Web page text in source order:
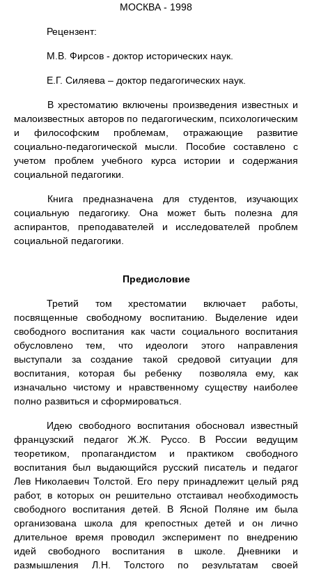
МОСКВА - 1998
Рецензент:
М.В. Фирсов - доктор исторических наук.
Е.Г. Силяева – доктор педагогических наук.
В хрестоматию включены произведения известных и
малоизвестных авторов по педагогическим, психологическим
и философским проблемам, отражающие развитие
социально-педагогической мысли. Пособие составлено с
учетом проблем учебного курса истории и содержания
социальной педагогики.
Книга предназначена для студентов, изучающих
социальную педагогику. Она может быть полезна для
аспирантов, преподавателей и исследователей проблем
социальной педагогики.
Предисловие
Третий том хрестоматии включает работы,
посвященные свободному воспитанию. Выделение идеи
свободного воспитания как части социального воспитания
обусловлено тем, что идеологи этого направления
выступали за создание такой средовой ситуации для
воспитания, которая бы ребенку позволяла ему, как
изначально чистому и нравственному существу наиболее
полно развиться и сформироваться.
Идею свободного воспитания обосновал известный
французский педагог Ж.Ж. Руссо. В России ведущим
теоретиком, пропагандистом и практиком свободного
воспитания был выдающийся русский писатель и педагог
Лев Николаевич Толстой. Его перу принадлежит целый ряд
работ, в которых он решительно отстаивал необходимость
свободного воспитания детей. В Ясной Поляне им была
организована школа для крепостных детей и он лично
длительное время проводил эксперимент по внедрению
идей свободного воспитания в школе. Дневники и
размышления Л.Н. Толстого по результатам своей